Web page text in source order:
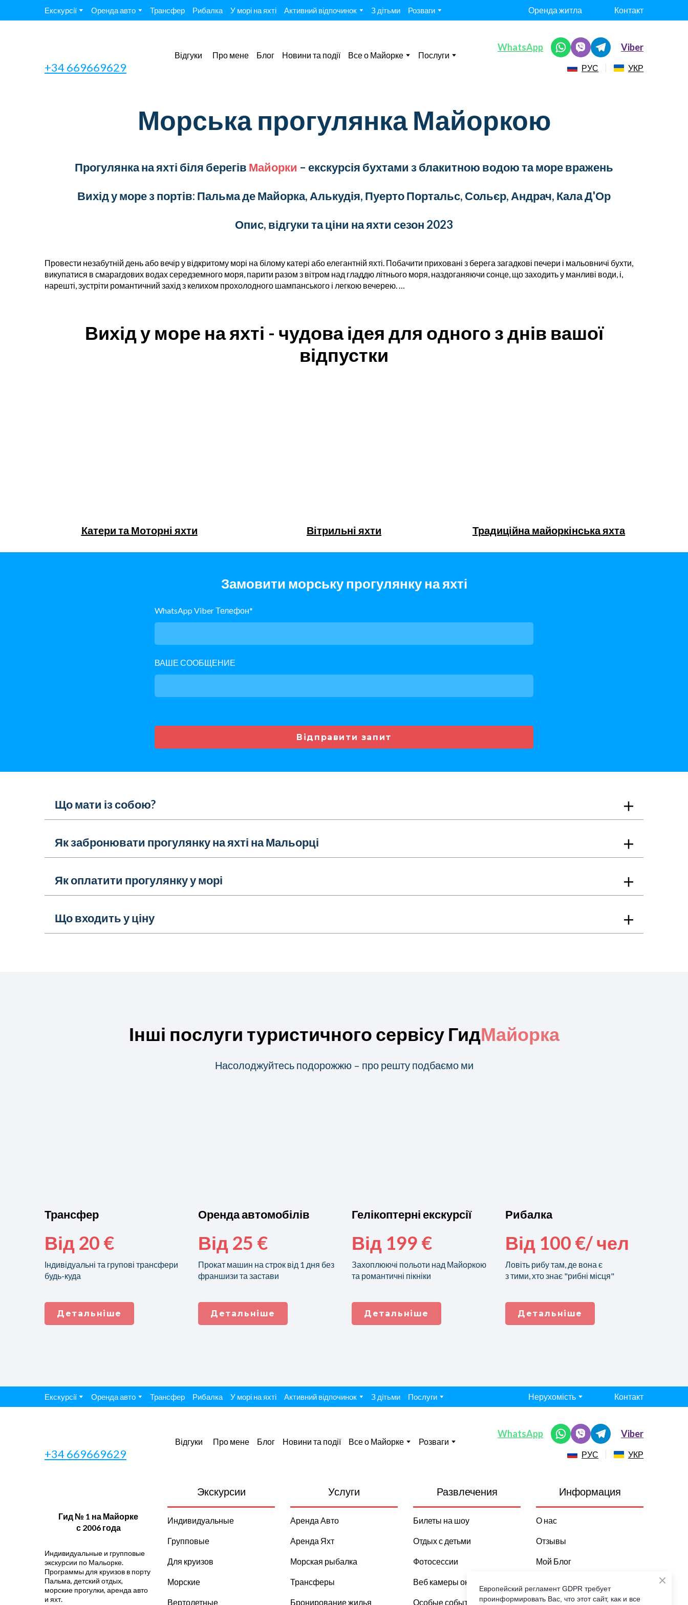
Екскурсії Оренда авто Трансфер Рибалка У морі на яхті Активний відпочинок З дітьми Розваги Оренда житла Контакт
+34 669669629
Відгуки Про мене Блог Новини та події Все о Майорке Послуги
WhatsApp Viber
РУС УКР
Морська прогулянка Майоркою
Прогулянка на яхті біля берегів Майорки – екскурсія бухтами з блакитною водою та море вражень
Вихід у море з портів: Пальма де Майорка, Алькудія, Пуерто Портальс, Сольєр, Андрач, Кала Д'Ор
Опис, відгуки та ціни на яхти сезон 2023
Провести незабутній день або вечір у відкритому морі на білому катері або елегантній яхті. Побачити приховані з берега загадкові печери і мальовничі бухти,
викупатися в смарагдових водах середземного моря, парити разом з вітром над гладдю літнього моря, наздоганяючи сонце, що заходить у манливі води, і,
нарешті, зустріти романтичний захід з келихом прохолодного шампанського і легкою вечерею. …
Вихід у море на яхті - чудова ідея для одного з днів вашої
відпустки
Катери та Моторні яхти Вітрильні яхти Традиційна майоркінська яхта
Замовити морську прогулянку на яхті
WhatsApp Viber Телефон*
ВАШЕ СООБЩЕНИЕ
Відправити запит
Що мати із собою?
Як забронювати прогулянку на яхті на Мальорці
Як оплатити прогулянку у морі
Що входить у ціну
Інші послуги туристичного сервісу ГидМайорка
Насолоджуйтесь подорожжю – про решту подбаємо ми
Трансфер
Від 20 €
Індивідуальні та групові трансфери
будь-куда
Детальніше
Оренда автомобілів
Від 25 €
Прокат машин на строк від 1 дня без
франшизи та застави
Детальніше
Гелікоптерні екскурсії
Від 199 €
Захоплюючі польоти над Майоркою
та романтичні пікніки
Детальніше
Рибалка
Від 100 €/ чел
Ловіть рибу там, де вона є
з тими, хто знає "рибні місця"
Детальніше
Екскурсії Оренда авто Трансфер Рибалка У морі на яхті Активний відпочинок З дітьми Послуги Нерухомість Контакт
+34 669669629
Відгуки Про мене Блог Новини та події Все о Майорке Розваги
WhatsApp Viber
РУС УКР
Гид № 1 на Майорке
с 2006 года
Индивидуальные и групповые
экскурсии по Мальорке.
Программы для круизов в порту
Пальма, детский отдых,
морские прогулки, аренда авто
и яхт.
Экскурсии
Индивидуальные
Групповые
Для круизов
Морские
Вертолетные
Услуги
Аренда Авто
Аренда Яхт
Морская рыбалка
Трансферы
Бронирование жилья
Развлечения
Билеты на шоу
Отдых с детьми
Фотосессии
Веб камеры он лайн
Особые события
Информация
О нас
Отзывы
Мой Блог
Погода и климат
Европейский регламент GDPR требует
проинформировать Вас, что этот сайт, как и все